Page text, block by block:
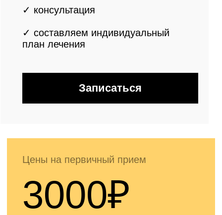
✓ проводим полный осмотр
3200₽
Цены на первичный прием